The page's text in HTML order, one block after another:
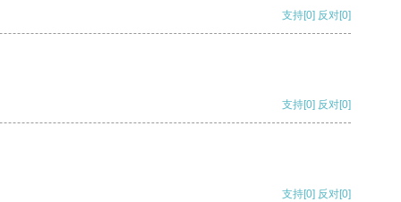
支持[0] 反对[0]
支持[0] 反对[0]
支持[0] 反对[0]